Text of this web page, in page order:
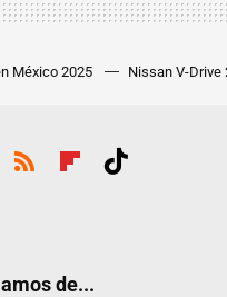
México 2025 Nissan V-Drive
de...